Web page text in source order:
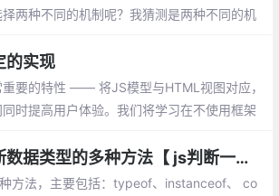
两种不同的机制呢？我猜测是两种不同的机
的实现
要的特性 —— 将JS模型与HTML视图对应，
时提高用户体验。我们将学习在不使用框架
JavaScript判断数据类型的多种方法【 js判断一个变量的类型】
方法，主要包括：typeof、instanceof、 co